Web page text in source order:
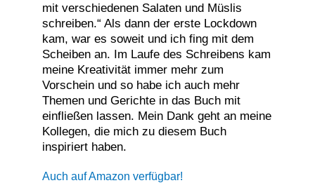
mit verschiedenen Salaten und Müslis
schreiben.“ Als dann der erste Lockdown
kam, war es soweit und ich fing mit dem
Scheiben an. Im Laufe des Schreibens kam
meine Kreativität immer mehr zum
Vorschein und so habe ich auch mehr
Themen und Gerichte in das Buch mit
einfließen lassen. Mein Dank geht an meine
Kollegen, die mich zu diesem Buch
inspiriert haben.
Auch auf Amazon verfügbar!